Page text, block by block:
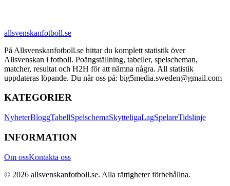
allsvenskanfotboll.se
På Allsvenskanfotboll.se hittar du komplett statistik över
Allsvenskan i fotboll. Poängställning, tabeller, spelscheman,
matcher, resultat och H2H för att nämna några. All statistik
uppdateras löpande. Du når oss på: big5media.sweden@gmail.com
KATEGORIER
NyheterBloggTabellSpelschemaSkytteligaLagSpelareTidslinje
INFORMATION
Om ossKontakta oss
© 2026 allsvenskanfotboll.se. Alla rättigheter förbehållna.